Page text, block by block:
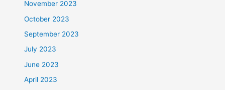
November 2023
October 2023
September 2023
July 2023
June 2023
April 2023